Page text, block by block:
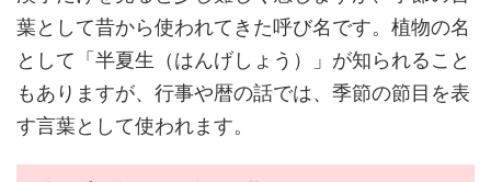
葉として昔から使われてきた呼び名です。植物の名
として「半夏生（はんげしょう）」が知られること
もありますが、行事や暦の話では、季節の節目を表
す言葉として使われます。